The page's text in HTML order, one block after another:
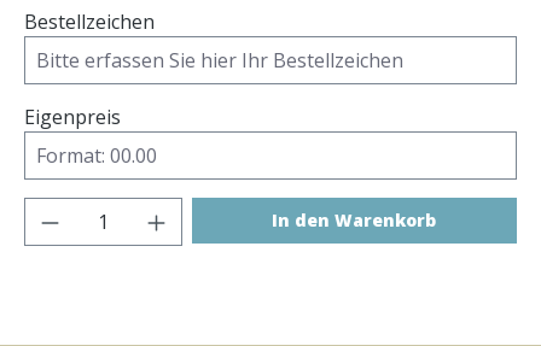
Bestellzeichen
Eigenpreis
Produkt Anzahl: Gib den gewünschten
In den Warenkorb